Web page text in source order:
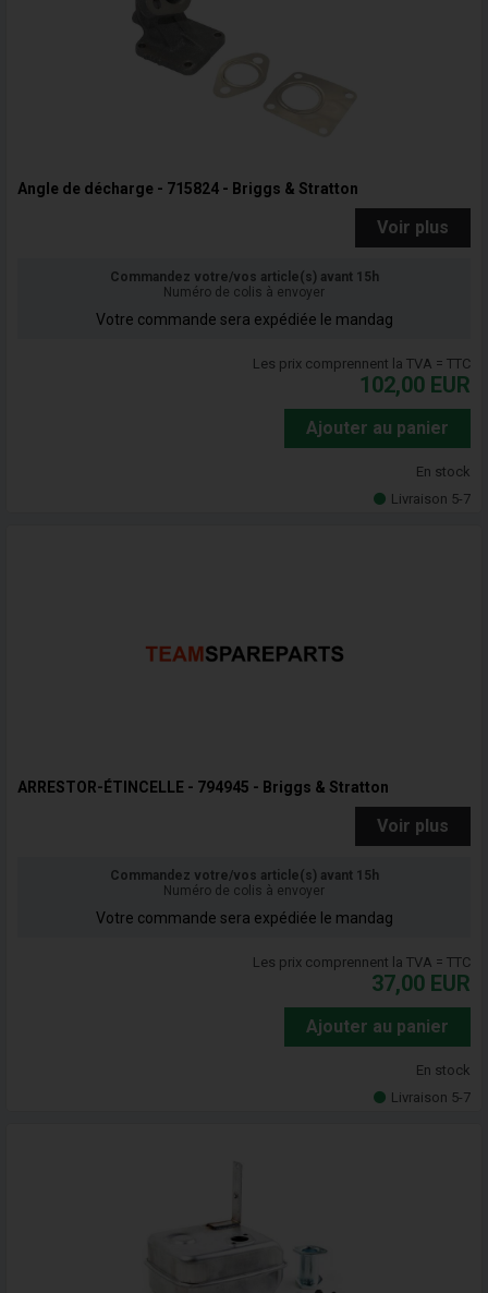
Angle de décharge - 715824 - Briggs & Stratton
Voir plus
Commandez votre/vos article(s) avant 15h
Numéro de colis à envoyer
Votre commande sera expédiée le mandag
Les prix comprennent la TVA = TTC
102,00 EUR
Ajouter au panier
En stock
Livraison 5-7
ARRESTOR-ÉTINCELLE - 794945 - Briggs & Stratton
Voir plus
Commandez votre/vos article(s) avant 15h
Numéro de colis à envoyer
Votre commande sera expédiée le mandag
Les prix comprennent la TVA = TTC
37,00 EUR
Ajouter au panier
En stock
Livraison 5-7